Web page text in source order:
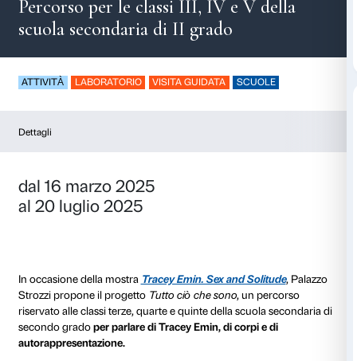
Tutto ciò che sono
Percorso per le classi III, IV e V
scuola secondaria di II grado
Dettagli